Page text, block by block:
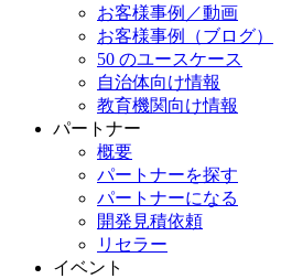
お客様事例／動画
お客様事例（ブログ）
50 のユースケース
自治体向け情報
教育機関向け情報
パートナー
概要
パートナーを探す
パートナーになる
開発見積依頼
リセラー
イベント